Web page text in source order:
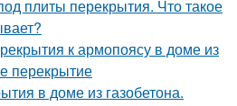
плиты перекрытия. Что такое
к армопоясу в доме из
перекрытие
в доме из газобетона.